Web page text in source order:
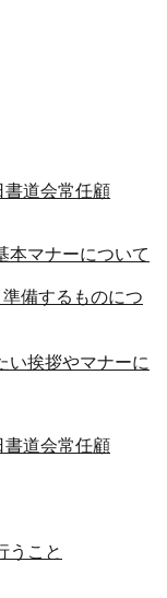
本マナーについて
備するものにつ
い挨拶やマナーに
うこと